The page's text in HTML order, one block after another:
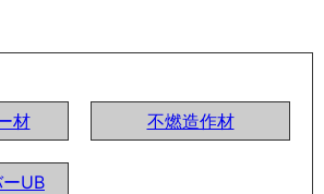
材
不燃造作材
UB